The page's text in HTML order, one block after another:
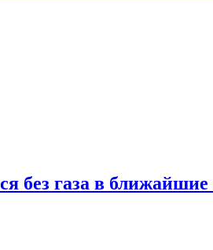
без газа в ближайшие